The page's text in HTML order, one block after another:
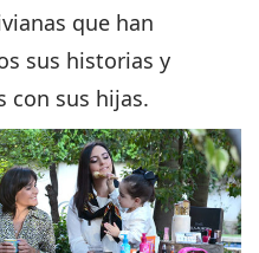
que han
sus historias y
con sus hijas.